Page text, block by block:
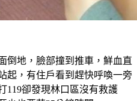
倒地，臉部撞到推車，鮮血直
起，有住戶看到趕快呼喚一旁
119卻發現林口區沒有救護